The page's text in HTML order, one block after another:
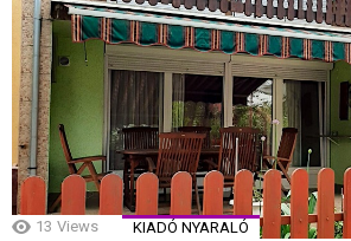
13 Views KIADÓ NYARALÓ